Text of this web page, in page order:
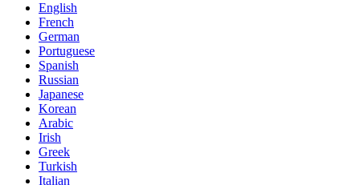
English
French
German
Portuguese
Spanish
Russian
Japanese
Korean
Arabic
Irish
Greek
Turkish
Italian